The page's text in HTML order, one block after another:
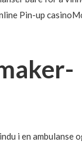
Pin-up
i en ambulanse